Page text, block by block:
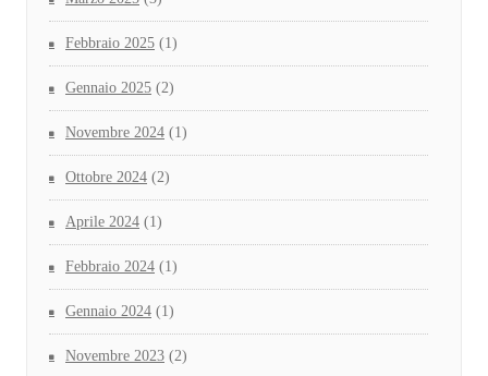
Febbraio 2025 (1)
Gennaio 2025 (2)
Novembre 2024 (1)
Ottobre 2024 (2)
Aprile 2024 (1)
Febbraio 2024 (1)
Gennaio 2024 (1)
Novembre 2023 (2)